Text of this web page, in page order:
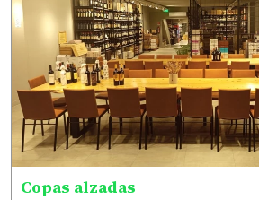
Copas alzadas